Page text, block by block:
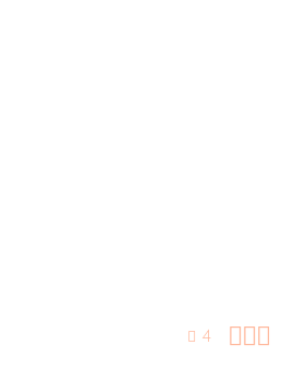
4 